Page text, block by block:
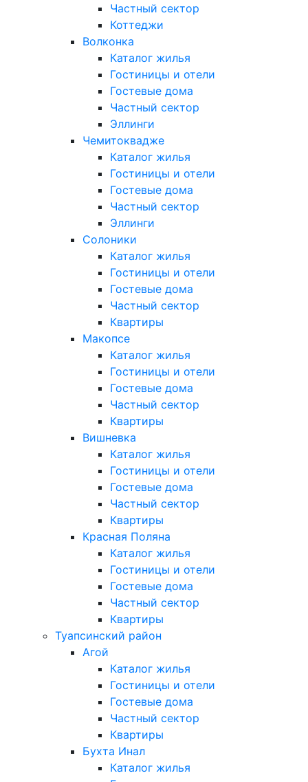
Частный сектор
Коттеджи
Волконка
Каталог жилья
Гостиницы и отели
Гостевые дома
Частный сектор
Эллинги
Чемитоквадже
Каталог жилья
Гостиницы и отели
Гостевые дома
Частный сектор
Эллинги
Солоники
Каталог жилья
Гостиницы и отели
Гостевые дома
Частный сектор
Квартиры
Макопсе
Каталог жилья
Гостиницы и отели
Гостевые дома
Частный сектор
Квартиры
Вишневка
Каталог жилья
Гостиницы и отели
Гостевые дома
Частный сектор
Квартиры
Красная Поляна
Каталог жилья
Гостиницы и отели
Гостевые дома
Частный сектор
Квартиры
Туапсинский район
Агой
Каталог жилья
Гостиницы и отели
Гостевые дома
Частный сектор
Квартиры
Бухта Инал
Каталог жилья